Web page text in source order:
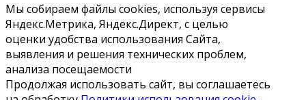
Мы собираем файлы cookies, используя сервисы
Яндекс.Метрика, Яндекс.Директ, с целью
оценки удобства использования Сайта,
выявления и решения технических проблем,
анализа посещаемости
Продолжая использовать сайт, вы соглашаетесь